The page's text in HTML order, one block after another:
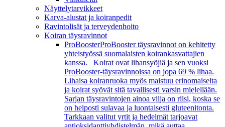
Näyttelytarvikkeet
Karva-alustat ja koiranpedit
Ravintolisät ja terveydenhoito
Koiran täysravinnot
ProBoosterProBooster täysravinnot on kehitetty
yhteistyössä suomalaisten koirankasvattajien
kanssa. Koirat ovat lihansyöjiä ja sen vuoksi
ProBooster-täysravinnoissa on jopa 69 % lihaa.
Lihaisa koiranruoka myös maistuu erinomaiselta
ja koirat syövät sitä tavallisesti varsin mielellään.
Sarjan täysravintojen ainoa vilja on riisi, koska se
on helposti sulavaa ja luontaisesti gluteenitonta.
Tarkkaan valitut yrtit ja hedelmät tarjoavat